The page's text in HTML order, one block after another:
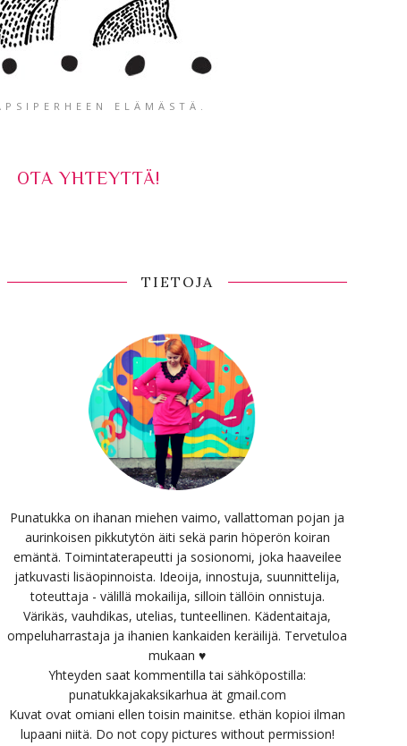
ELÄMÄSTÄ.
OTA YHTEYTTÄ!
TIETOJA
Punatukka on ihanan miehen vaimo, vallattoman pojan ja
aurinkoisen pikkutytön äiti sekä parin höperön koiran
emäntä. Toimintaterapeutti ja sosionomi, joka haaveilee
jatkuvasti lisäopinnoista. Ideoija, innostuja, suunnittelija,
toteuttaja - välillä mokailija, silloin tällöin onnistuja.
Värikäs, vauhdikas, utelias, tunteellinen. Kädentaitaja,
ompeluharrastaja ja ihanien kankaiden keräilijä. Tervetuloa
mukaan ♥
Yhteyden saat kommentilla tai sähköpostilla:
punatukkajakaksikarhua ät gmail.com
Kuvat ovat omiani ellen toisin mainitse. ethän kopioi ilman
lupaani niitä. Do not copy pictures without permission!